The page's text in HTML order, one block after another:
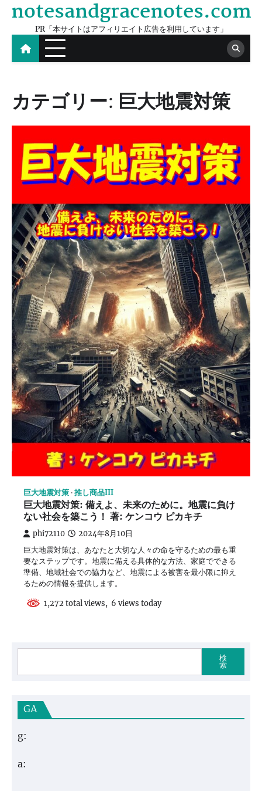
Skip
content
notesandgracenotes.com
PR「本サイトはアフィリエイト広告を利用しています」
カテゴリー: 巨大地震対策
巨大地震対策 推し商品III
巨大地震対策: 備えよ、未来のために。地震に負け
ない社会を築こう！ 著: ケンコウ ピカキチ
phi72110 2024年8月10日
巨大地震対策は、あなたと大切な人々の命を守るための最も重
要なステップです。地震に備える具体的な方法、家庭でできる
準備、地域社会での協力など、地震による被害を最小限に抑え
るための情報を提供します。
1,272 total views, 6 views today
検
索
GA
g:
a: